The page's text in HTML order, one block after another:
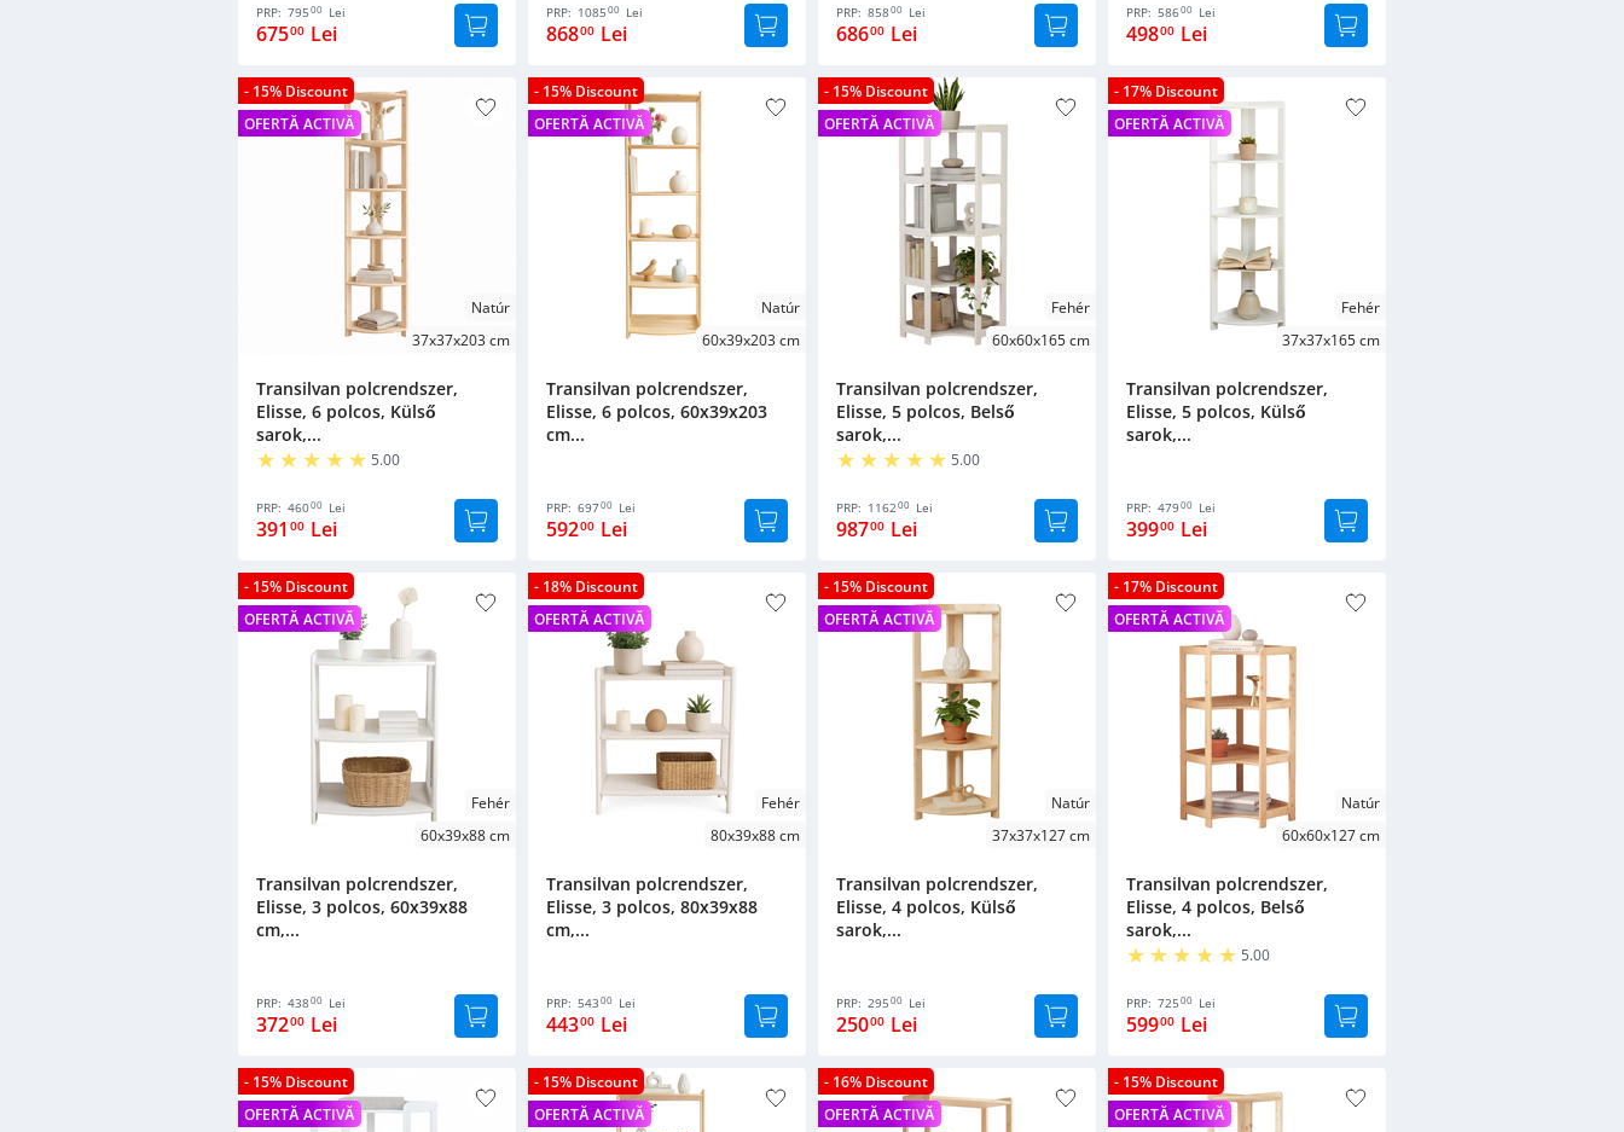
PRP: 79500 Lei
67500 Lei
PRP: 108500 Lei
86800 Lei
PRP: 85800 Lei
68600 Lei
PRP: 58600 Lei
49800 Lei
- 15% Discount
OFERTĂ ACTIVĂ
Natúr
37x37x203 cm
Transilvan polcrendszer,
Elisse, 6 polcos, Külső
sarok,...
5.00
PRP: 46000 Lei
391 00 Lei
- 15% Discount
OFERTĂ ACTIVĂ
Natúr
60x39x203 cm
Transilvan polcrendszer,
Elisse, 6 polcos, 60x39x203
cm...
PRP: 69700 Lei
59200 Lei
- 15% Discount
OFERTĂ ACTIVĂ
Fehér
60x60x165 cm
Transilvan polcrendszer,
Elisse, 5 polcos, Belső
sarok,...
5.00
PRP: 116200 Lei
98700 Lei
- 17% Discount
OFERTĂ ACTIVĂ
Fehér
37x37x165 cm
Transilvan polcrendszer,
Elisse, 5 polcos, Külső
sarok,...
PRP: 47900 Lei
39900 Lei
- 15% Discount
OFERTĂ ACTIVĂ
Fehér
60x39x88 cm
Transilvan polcrendszer,
Elisse, 3 polcos, 60x39x88
cm,...
PRP: 43800 Lei
37200 Lei
- 18% Discount
OFERTĂ ACTIVĂ
Fehér
80x39x88 cm
Transilvan polcrendszer,
Elisse, 3 polcos, 80x39x88
cm,...
PRP: 54300 Lei
44300 Lei
- 15% Discount
OFERTĂ ACTIVĂ
Natúr
37x37x127 cm
Transilvan polcrendszer,
Elisse, 4 polcos, Külső
sarok,...
PRP: 29500 Lei
25000 Lei
- 17% Discount
OFERTĂ ACTIVĂ
Natúr
60x60x127 cm
Transilvan polcrendszer,
Elisse, 4 polcos, Belső
sarok,...
5.00
PRP: 72500 Lei
59900 Lei
- 15% Discount
OFERTĂ ACTIVĂ
- 15% Discount
OFERTĂ ACTIVĂ
- 16% Discount
OFERTĂ ACTIVĂ
- 15% Discount
OFERTĂ ACTIVĂ